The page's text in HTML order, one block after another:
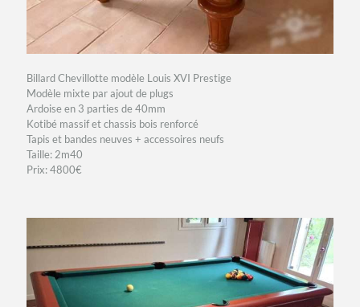
Billard Chevillotte modèle Louis XVI Prestige
Modèle mixte par ajout de plugs
Ardoise en 3 parties de 40mm
Kotibé massif et chassis bois renforcé
Tapis et bandes neuves + accessoires neufs
Taille: 2m40
Prix: 4800€